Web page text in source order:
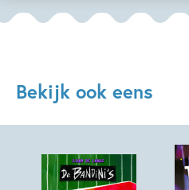
Bekijk ook eens